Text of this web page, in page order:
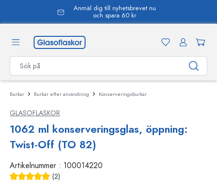
Anmäl dig till nyhetsbrevet nu
och spara 60 kr
Burkar Burkar efter användning Konserveringsburkar
GLASOFLASKOR
1062 ml konserveringsglas, öppning:
Twist-Off (TO 82)
Artikelnummer : 100014220
(2)